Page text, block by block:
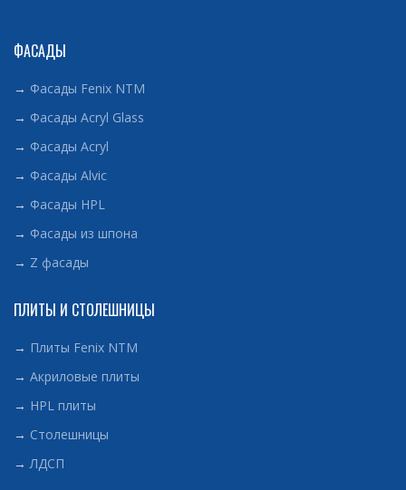
ФАСАДЫ
→ Фасады Fenix NTM
→ Фасады Acryl Glass
→ Фасады Acryl
→ Фасады Alvic
→ Фасады HPL
→ Фасады из шпона
→ Z фасады
ПЛИТЫ И СТОЛЕШНИЦЫ
→ Плиты Fenix NTM
→ Акриловые плиты
→ HPL плиты
→ Столешницы
→ЛДСП